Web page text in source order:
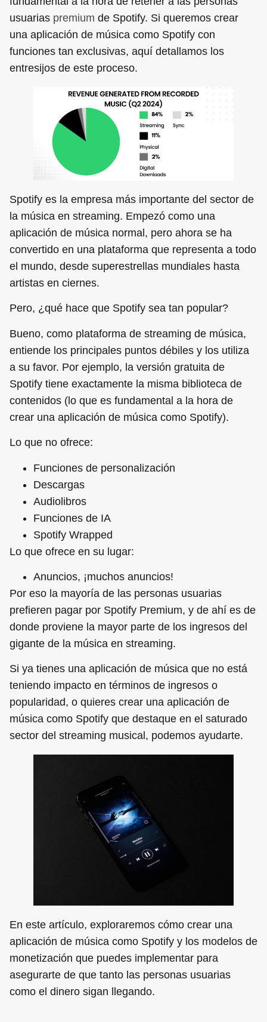
usuarias premium de Spotify. Si queremos crear
una aplicación de música como Spotify con
funciones tan exclusivas, aquí detallamos los
entresijos de este proceso.
Spotify es la empresa más importante del sector de
la música en streaming. Empezó como una
aplicación de música normal, pero ahora se ha
convertido en una plataforma que representa a todo
el mundo, desde superestrellas mundiales hasta
artistas en ciernes.
Pero, ¿qué hace que Spotify sea tan popular?
Bueno, como plataforma de streaming de música,
entiende los principales puntos débiles y los utiliza
a su favor. Por ejemplo, la versión gratuita de
Spotify tiene exactamente la misma biblioteca de
contenidos (lo que es fundamental a la hora de
crear una aplicación de música como Spotify).
Lo que no ofrece:
Funciones de personalización
Descargas
Audiolibros
Funciones de IA
Spotify Wrapped
Lo que ofrece en su lugar:
Anuncios, ¡muchos anuncios!
Por eso la mayoría de las personas usuarias
prefieren pagar por Spotify Premium, y de ahí es de
donde proviene la mayor parte de los ingresos del
gigante de la música en streaming.
Si ya tienes una aplicación de música que no está
teniendo impacto en términos de ingresos o
popularidad, o quieres crear una aplicación de
música como Spotify que destaque en el saturado
sector del streaming musical, podemos ayudarte.
En este artículo, exploraremos cómo crear una
aplicación de música como Spotify y los modelos de
monetización que puedes implementar para
asegurarte de que tanto las personas usuarias
como el dinero sigan llegando.